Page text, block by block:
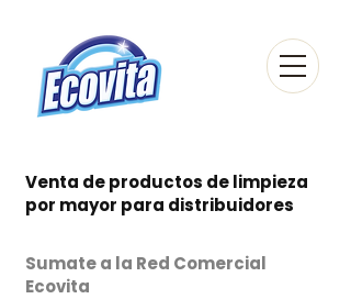
Venta de productos de limpieza
por mayor para distribuidores
Sumate a la Red Comercial
Ecovita